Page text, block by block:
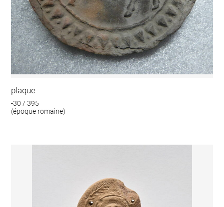
plaque
-30 / 395
(époque romaine)